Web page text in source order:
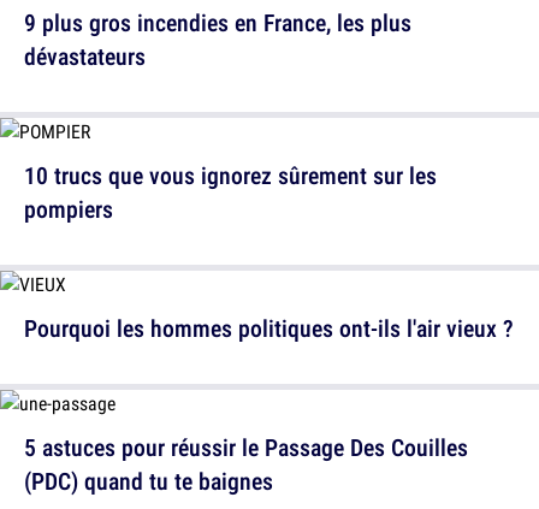
9 plus gros incendies en France, les plus
dévastateurs
Pourquoi les hommes politiques ont-ils l'air vieux ?
10 trucs que vous ignorez sûrement sur les
pompiers
5 astuces pour réussir le Passage Des Couilles
(PDC) quand tu te baignes